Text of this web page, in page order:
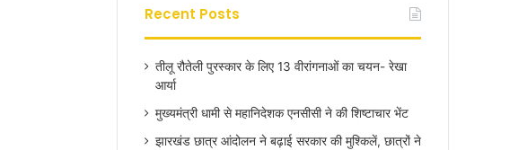
Recent Posts
तीलू रौतेली पुरस्कार के लिए 13 वीरांगनाओं का चयन- रेखा
आर्या
मुख्यमंत्री धामी से महानिदेशक एनसीसी ने की शिष्टाचार भेंट
झारखंड छात्र आंदोलन ने बढ़ाई सरकार की मुश्किलें, छात्रों ने